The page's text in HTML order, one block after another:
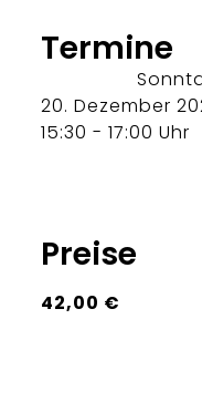
Termine
20. Dezember
15:30 - 17:00 Uhr
Preise
42,00 €